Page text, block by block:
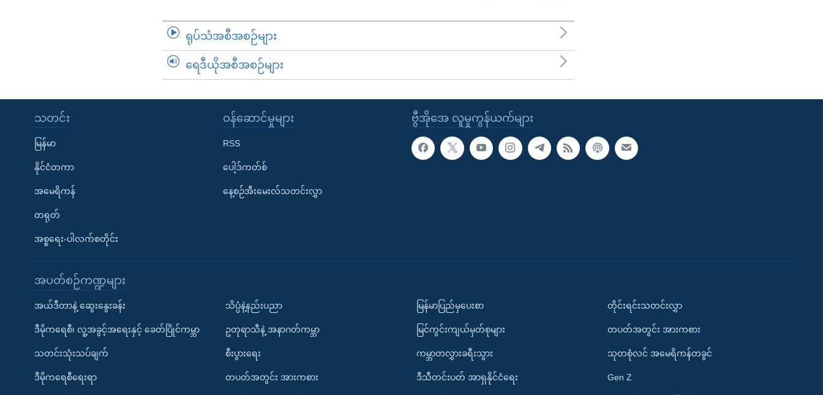
ရုပ်သံအစီအစဉ်များ
ရေဒီယိုအစီအစဉ်များ
ဗွီအိုအေ လူမှုကွန်ယက်များ
သတင်း
မြန်မာ
နိုင်ငံတကာ
အမေရိကန်
တရုတ်
အစ္စရေး-ပါလက်စတိုင်း
၀န်ဆောင်မှုများ
RSS
ပေါ့ဒ်ကတ်စ်
နေ့စဉ်အီးမေးလ်သတင်းလွှာ
အပတ်စဉ်ကဏ္ဍများ
အယ်ဒီတာနဲ့ ဆွေးနွေးခန်း
ဒီမိုကရေစီ၊ လူ့အခွင့်အရေးနှင့် ခေတ်ပြိုင်ကမ္ဘာ
သတင်းသုံးသပ်ချက်
ဒီမိုကရေစီရေးရာ
သိပ္ပံနဲ့နည်းပညာ
ဥတုရာသီနဲ့ အနာဂတ်ကမ္ဘာ
စီးပွားရေး
တပတ်အတွင်း အားကစား
မြန်မာပြည်မှပေးစာ
မြင်ကွင်းကျယ်မှတ်စုများ
ကမ္ဘာတလွှားခရီးသွား
ဒီသီတင်းပတ် အာရှနိုင်ငံရေး
တိုင်းရင်းသတင်းလွှာ
တပတ်အတွင်း အားကစား
သုတစုံလင် အမေရိကန်တခွင်
Gen Z